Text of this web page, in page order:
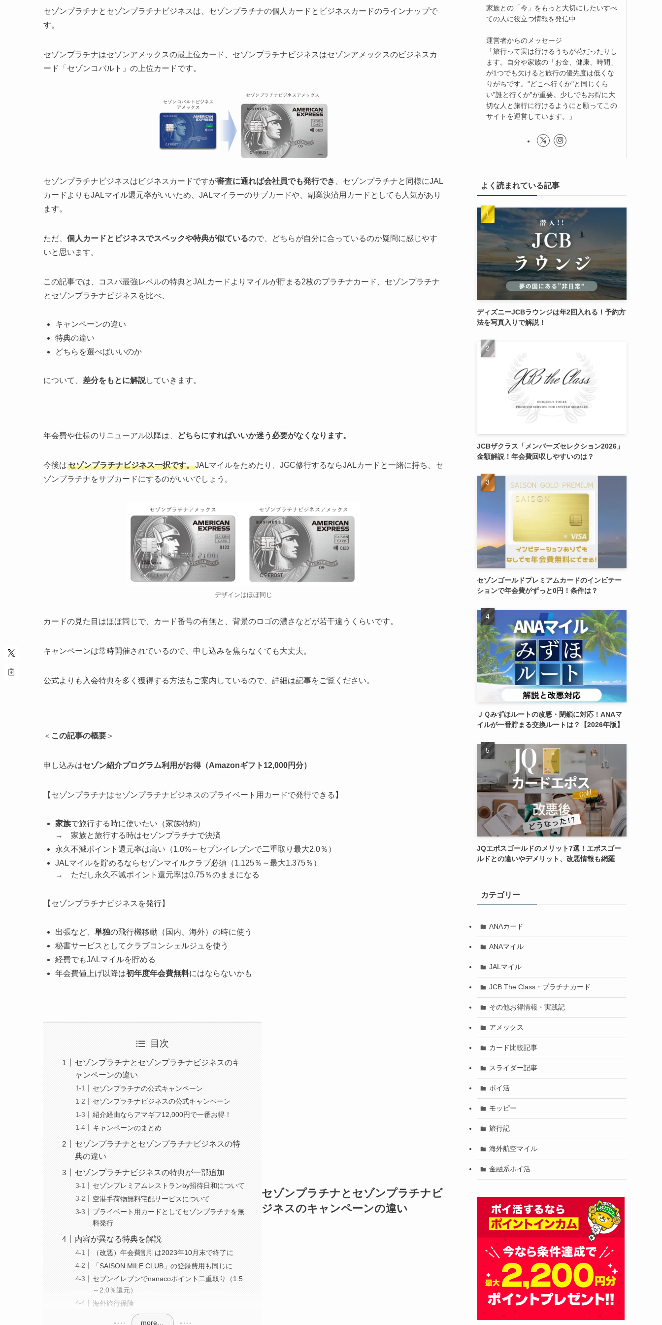
セゾンプラチナとセゾンプラチナビジネスは、セゾンプラチナの個人カードとビジネスカードのラインナップで
す。
セゾンプラチナはセゾンアメックスの最上位カード、セゾンプラチナビジネスはセゾンアメックスのビジネスカ
ード「セゾンコバルト」の上位カードです。
セゾンプラチナビジネスはビジネスカードですが審査に通れば会社員でも発行でき 、セゾンプラチナと同様にJAL
カードよりもJALマイル還元率がいいため、JALマイラーのサブカードや、副業決済用カードとしても人気があり
ます。
ただ、 個人カードとビジネスでスペックや特典が似ているので、どちらが自分に合っているのか疑問に感じやす
いと思います。
この記事では、 コスパ最強レベルの特典とJALカードよりマイルが貯まる2枚のプラチナカード、セゾンプラチナ
とセゾンプラチナビジネスを比べ、
キャンペーンの違い
特典の違い
どちらを選べばいいのか
について、 差分をもとに解説していきます。
年会費や仕様のリニューアル以降は、 どちらにすればいいか迷う必要がなくなります。
今後はセゾンプラチナビジネス一択です。JALマイルをためたり、JGC修行するならJALカードと一緒に持ち、セ
ゾンプラチナをサブカードにするのがいいでしょう。
デザインはほぼ同じ
カードの見た目はほぼ同じで、カード番号の有無と、背景のロゴの濃さなどが若干違うくらいです。
キャンペーンは常時開催されているので、申し込みを焦らなくても大丈夫。
公式よりも入会特典を多く獲得する方法もご案内しているので、詳細は記事をご覧ください。
＜ この記事の概要 ＞
申し込みはセゾン紹介プログラム利用がお得（Amazonギフト12,000円分）
【セゾンプラチナはセゾンプラチナビジネスのプライベート用カードで発行できる】
家族で旅行する時に使いたい（家族特約）
→ 家族と旅行する時はセゾンプラチナで決済
永久不滅ポイント還元率は高い（1.0%～セブンイレブンで二重取り最大2.0％）
JALマイルを貯めるならセゾンマイルクラブ必須（1.125％～最大1.375％）
→ ただし永久不滅ポイント還元率は0.75％のままになる
【セゾンプラチナビジネスを発行】
出張など、 単独の飛行機移動（国内、海外） の時に使う
秘書サービスとしてクラブコンシェルジュを使う
経費でもJALマイルを貯める
年会費値上げ以降は初年度年会費無料にはならないかも
目次
セゾンプラチナとセゾンプラチナビジネスのキ
ャンペーンの違い
セゾンプラチナの公式キャンペーン
セゾンプラチナビジネスの公式キャンペーン
紹介経由ならアマギフ12,000円で一番お得！
キャンペーンのまとめ
セゾンプラチナとセゾンプラチナビジネスの特
典の違い
セゾンプラチナビジネスの特典が一部追加
セゾンプレミアムレストランby招待日和について
空港手荷物無料宅配サービスについて
プライベート用カードとしてセゾンプラチナを無
料発行
内容が異なる特典を解説
（改悪）年会費割引は2023年10月末で終了に
「SAISON MILE CLUB」の登録費用も同じに
セブンイレブンでnanacoポイント二重取り（1.5
～2.0％還元）
海外旅行保険
more…
セゾンプラチナとセゾンプラチナビ
ジネスのキャンペーンの違い
家族との「今」をもっと大切にしたいすべ
ての人に役立つ情報を発信中
運営者からのメッセージ
「旅行って実は行けるうちが花だったりし
ます。自分や家族の「お金、健康、時間」
が1つでも欠けると旅行の優先度は低くな
りがちです。"どこへ行くか"と同じくら
い”誰と行くか”が重要。少しでもお得に大
切な人と旅行に行けるようにと願ってこの
サイトを運営しています。」
よく読まれている記事
ディズニーJCBラウンジは年2回入れる！予約方
法を写真入りで解説！
JCBザクラス「メンバーズセレクション2026」
金額解説！年会費回収しやすいのは？
セゾンゴールドプレミアムカードのインビテー
ションで年会費がずっと0円！条件は？
ＪＱみずほルートの改悪・閉鎖に対応！ANAマ
イルが一番貯まる交換ルートは？【2026年版】
JQエポスゴールドのメリット7選！エポスゴー
ルドとの違いやデメリット、改悪情報も網羅
カテゴリー
ANAカード
ANAマイル
JALマイル
JCB The Class・プラチナカード
その他お得情報・実践記
アメックス
カード比較記事
スライダー記事
ポイ活
モッピー
旅行記
海外航空マイル
金融系ポイ活